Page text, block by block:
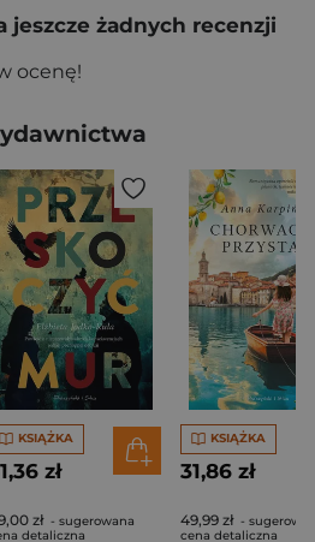
jeszcze żadnych recenzji
ocenę!
KSIĄŻKA
zł
zł - sugerowana
detaliczna
KSIĄŻKA
31,86 zł
49,99 zł -
cena detaliczna